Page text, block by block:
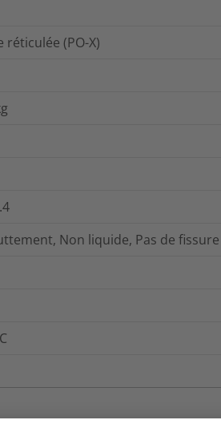
réticulée (PO-X)
Non liquide, Pas de fissure